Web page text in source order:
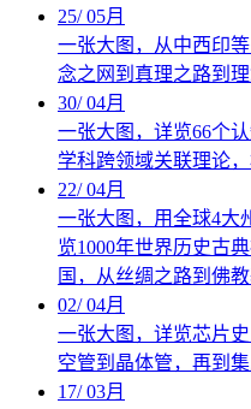
25/05月
一张大图，从中西印
念之网到真理之路到
30/04月
一张大图，详览66个
学科跨领域关联理论
22/04月
一张大图，用全球4大
览1000年世界历史古
国，从丝绸之路到佛
02/04月
一张大图，详览芯片
空管到晶体管，再到
17/03月